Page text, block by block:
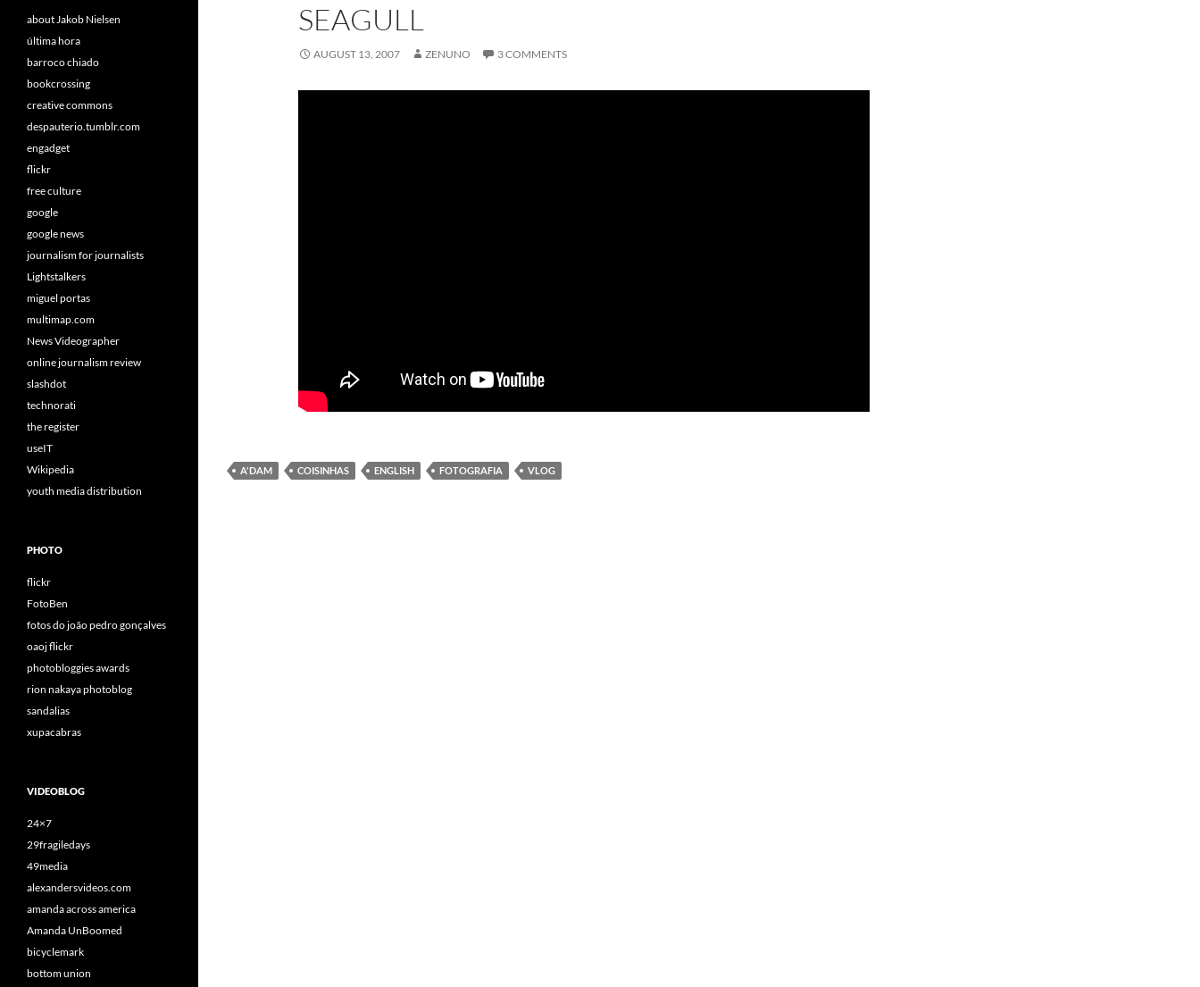
SEAGULL
AUGUST 13, 2007 ZENUNO 3 COMMENTS
A'DAM COISINHAS ENGLISH FOTOGRAFIA VLOG
about Jakob Nielsen
última hora
barroco chiado
bookcrossing
creative commons
despauterio.tumblr.com
engadget
flickr
free culture
google
google news
journalism for journalists
Lightstalkers
miguel portas
multimap.com
News Videographer
online journalism review
slashdot
technorati
the register
useIT
Wikipedia
youth media distribution
PHOTO
flickr
FotoBen
fotos do joão pedro gonçalves
oaoj flickr
photobloggies awards
rion nakaya photoblog
sandalias
xupacabras
VIDEOBLOG
24×7
29fragiledays
49media
alexandersvideos.com
amanda across america
Amanda UnBoomed
bicyclemark
bottom union